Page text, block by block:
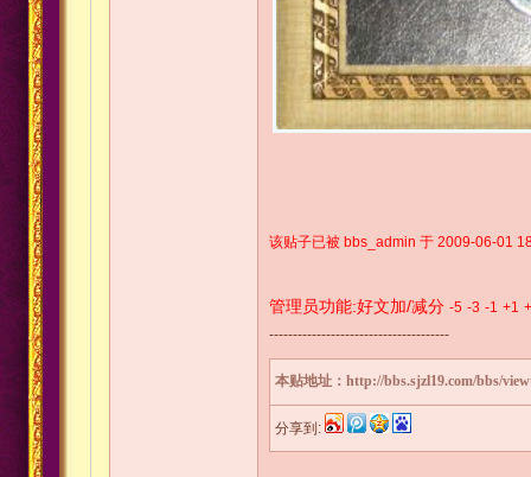
该贴子已被 bbs_admin 于 2009-06-01
管理员功能:好文加/减分 -5 -3 -1 +1
--------------------------------------
本贴地址： http://bbs.sjzl19.com/bbs/
分享到: